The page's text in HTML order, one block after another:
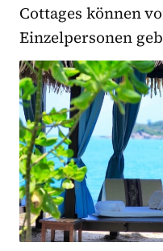
Cottages können
Einzelpersonen